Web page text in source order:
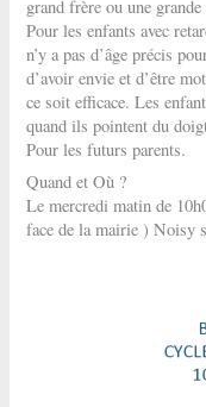
grand frère ou une
Pour les enfants avec
n’y a pas d’âge précis
d’avoir envie et d’être
ce soit efficace. Les
quand ils pointent du
Pour les futurs parents.
Quand et Où ?
Le mercredi matin de
face de la mairie ) Noisy